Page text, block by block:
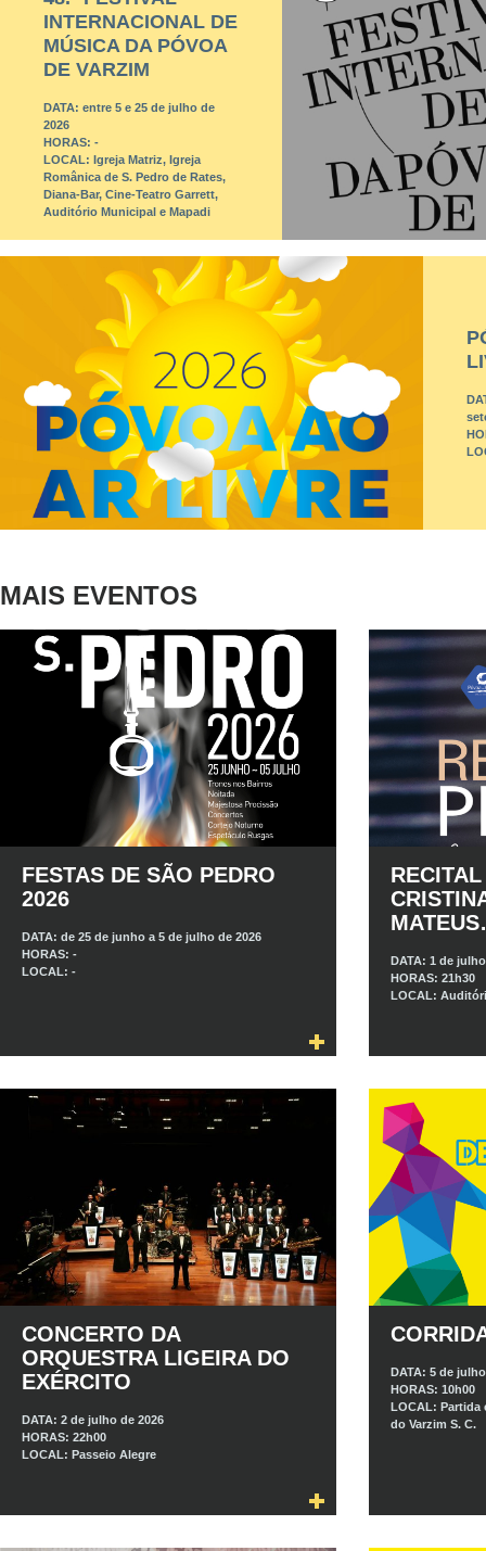
INTERNACIONAL DE
MÚSICA DA PÓVOA
DE VARZIM
DATA: entre 5 e 25 de julho de
2026
HORAS: -
LOCAL: Igreja Matriz, Igreja
Românica de S. Pedro de Rates,
Diana-Bar, Cine-Teatro Garrett,
Auditório Municipal e Mapadi
MAIS EVENTOS
FESTAS DE SÃO PEDRO
2026
DATA: de 25 de junho a 5 de julho de 2026
HORAS: -
LOCAL: -
DATA: 1 de
HORAS: 21h30
LOCAL:
CONCERTO DA
ORQUESTRA LIGEIRA DO
EXÉRCITO
DATA: 2 de julho de 2026
HORAS: 22h00
LOCAL: Passeio Alegre
DATA: 5 de
HORAS: 10h00
LOCAL: Partida
do Varzim S. C.